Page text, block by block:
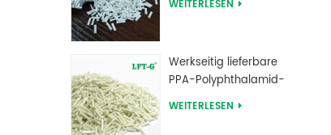
WEITERLESEN
Werkseitig lieferbare
PPA-Polyphthalamid-
Langglasfaser-
WEITERLESEN